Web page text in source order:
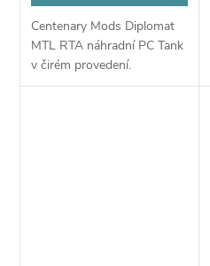
Centenary Mods Diplomat
MTL RTA náhradní PC Tank
v čirém provedení.